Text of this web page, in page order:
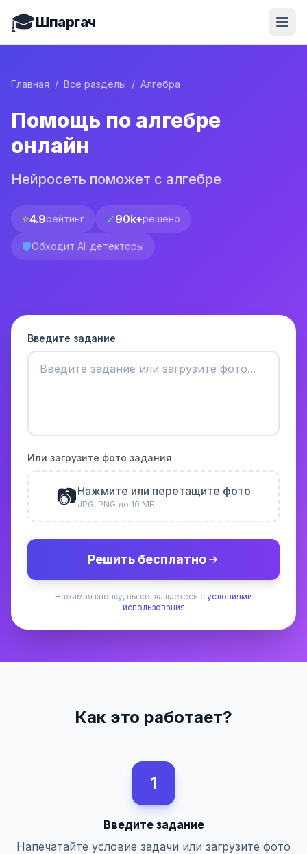
🎓Шпаргач
Главная / Все разделы / Алгебра
Помощь по алгебре
онлайн
Нейросеть поможет с алгебре
⭐4.9рейтинг ✓90k+решено
🛡️Обходит AI-детекторы
Введите задание
Или загрузите фото задания
📷Нажмите или перетащите фото
JPG, PNG до 10 МБ
Решить бесплатно
Нажимая кнопку, вы соглашаетесь с условиями
использования
Как это работает?
1
Введите задание
Напечатайте условие задачи или загрузите фото